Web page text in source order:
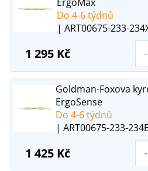
Do 4-6 týdnů
| ART00675-233-
1 295 Kč
Goldman-Foxova
ErgoSense
Do 4-6 týdnů
| ART00675-233-
1 425 Kč